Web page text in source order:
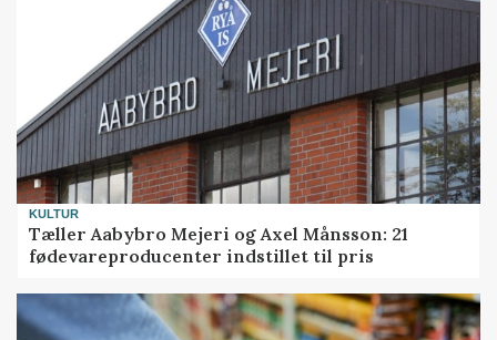
KULTUR
Tæller Aabybro Mejeri og Axel Månsson: 21
fødevareproducenter indstillet til pris